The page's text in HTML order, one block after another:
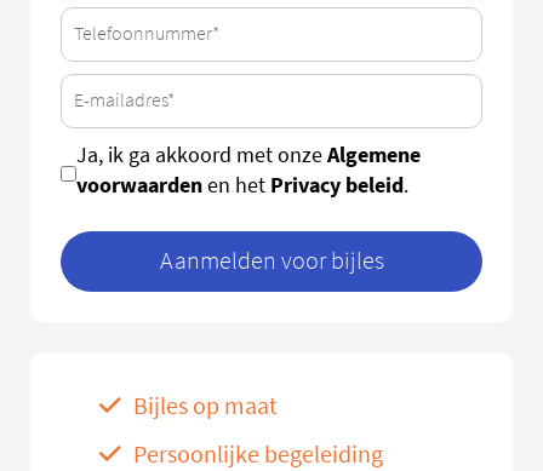
Ja, ik ga akkoord met onzeAlgemene
voorwaardenen het Privacy beleid.
Aanmelden voor bijles
Bijles op maat
Persoonlijke begeleiding